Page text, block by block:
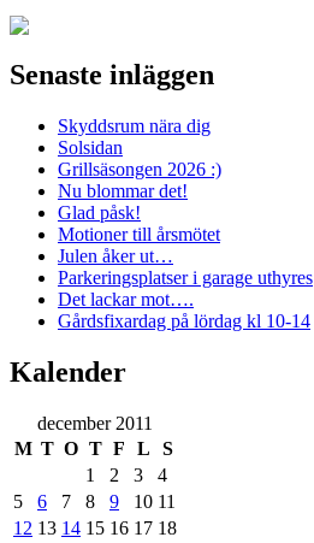
Senaste inläggen
Skyddsrum nära dig
Solsidan
Grillsäsongen 2026 :)
Nu blommar det!
Glad påsk!
Motioner till årsmötet
Julen åker ut…
Parkeringsplatser i garage uthyres
Det lackar mot….
Gårdsfixardag på lördag kl 10-14
Kalender
december 2011
M T O T F L
S
1
2 3
4
5
6 7 8 9 10 11
12 13 14 15 16 17 18